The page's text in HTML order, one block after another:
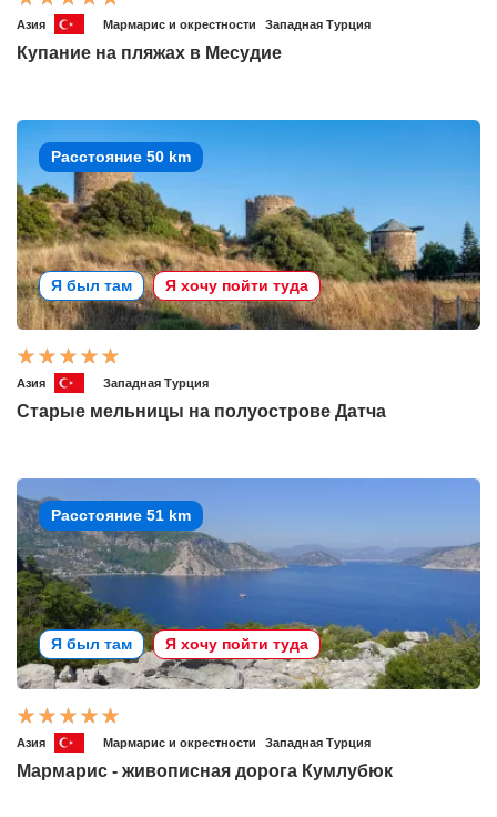
Азия Мармарис и окрестности Западная Турция
Купание на пляжах в Месудие
Расстояние 50 km
Я был там Я хочу пойти туда
Азия Западная Турция
Старые мельницы на полуострове Датча
Расстояние 51 km
Я был там Я хочу пойти туда
Азия Мармарис и окрестности Западная Турция
Мармарис - живописная дорога Кумлубюк